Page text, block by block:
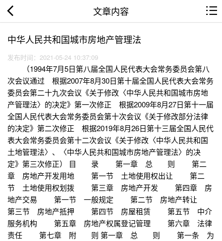
文章内容
中华人民共和国城市房地产管理法
发布时间：2021-05-24 10:37:09
（1994年7月5日第八届全国人民代表大会常务委员会第八
次会议通过 根据2007年8月30日第十届全国人民代表大会常务
委员会第二十九次会议《关于修改〈中华人民共和国城市房地
产管理法〉的决定》第一次修正 根据2009年8月27日第十一届
全国人民代表大会常务委员会第十次会议《关于修改部分法律
的决定》第二次修正 根据2019年8月26日第十三届全国人民代
表大会常务委员会第十二次会议《关于修改〈中华人民共和国
土地管理法〉、〈中华人民共和国城市房地产管理法〉的决
定》第三次修正） 目 录 第一章 总 则 第二
章 房地产开发用地 第一节 土地使用权出让 第二
节 土地使用权划拨 第三章 房地产开发 第四章 房
地产交易 第一节 一般规定 第二节 房地产转让
第三节 房地产抵押 第四节 房屋租赁 第五节 中介
服务机构 第五章 房地产权属登记管理 第六章 法律
责任 第七章 附 则 第一章 总 则 第一条 为